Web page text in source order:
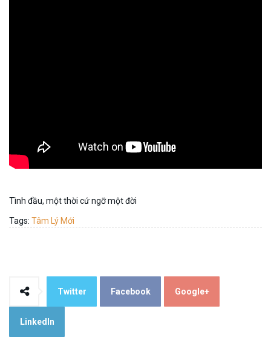
Tình đầu, một thời cứ ngỡ một đời
Tags: Tâm Lý Mới
Twitter Facebook Google+
LinkedIn